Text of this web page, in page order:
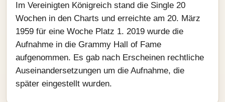
Im Vereinigten Königreich stand die Single 20
Wochen in den Charts und erreichte am 20. März
1959 für eine Woche Platz 1. 2019 wurde die
Aufnahme in die Grammy Hall of Fame
aufgenommen. Es gab nach Erscheinen rechtliche
Auseinandersetzungen um die Aufnahme, die
später eingestellt wurden.